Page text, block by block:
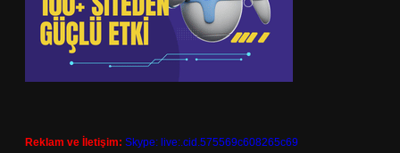
Reklam ve İletişim: Skype: live:.cid.575569c608265c69